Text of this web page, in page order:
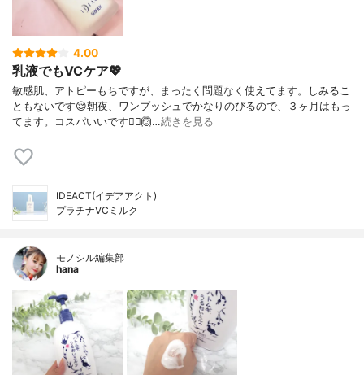
4.00
乳液でもVCケア💖
敏感肌、アトピーもちですが、まったく問題なく使えてます。しみるこ
ともないです😌朝夜、ワンプッシュでかなりのびるので、３ヶ月はもっ
てます。コスパいいです🙆‍♀️🙆…続きを見る
IDEACT(イデアアクト)
プラチナVCミルク
モノシル編集部
hana